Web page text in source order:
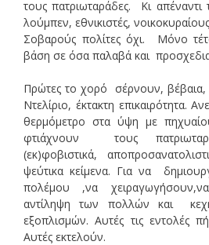
τους πατριωταράδες. Κι
λούμπεν, εθνικιστές,
Σοβαρούς πολίτες όχι. Μόνο
βάση σε όσα παλαβά και
Πρώτες το χορό σέρνουν,
Ντελίριο, έκτακτη επικαιρότητα.
θερμόμετρο στα ύψη με
φτιάχνουν τους
(εκ)φοβιστικά,
ψεύτικα κείμενα. Για να
πολέμου ,να
αντίληψη των πολλών και
εξοπλισμών. Αυτές τις εντολές
Αυτές εκτελούν.